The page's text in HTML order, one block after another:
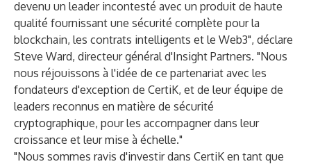
devenu un leader incontesté avec un produit de haute
qualité fournissant une sécurité complète pour la
blockchain, les contrats intelligents et le Web3", déclare
Steve Ward, directeur général d'Insight Partners. "Nous
nous réjouissons à l'idée de ce partenariat avec les
fondateurs d'exception de CertiK, et de leur équipe de
leaders reconnus en matière de sécurité
cryptographique, pour les accompagner dans leur
croissance et leur mise à échelle."
"Nous sommes ravis d'investir dans CertiK en tant que